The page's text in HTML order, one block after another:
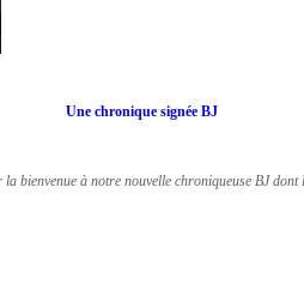
Une chronique signée BJ
bienvenue à notre nouvelle chroniqueuse BJ dont